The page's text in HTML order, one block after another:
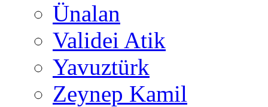
Ünalan
Validei Atik
Yavuztürk
Zeynep Kamil